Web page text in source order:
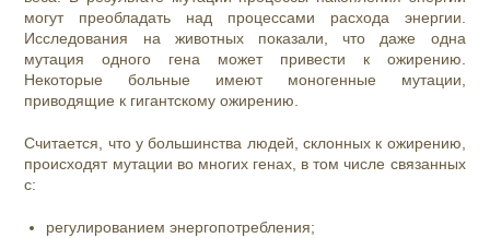
могут преобладать над процессами расхода энергии.
Исследования на животных показали, что даже одна
мутация одного гена может привести к ожирению.
Некоторые больные имеют моногенные мутации,
приводящие к гигантскому ожирению.
Считается, что у большинства людей, склонных к ожирению,
происходят мутации во многих генах, в том числе связанных
с:
регулированием энергопотребления;